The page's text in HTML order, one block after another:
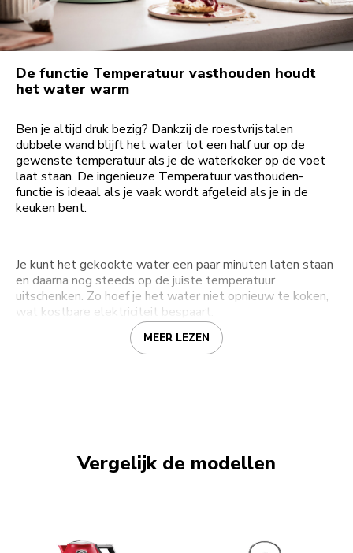
De functie Temperatuur vasthouden houdt
het water warm
Ben je altijd druk bezig? Dankzij de roestvrijstalen
dubbele wand blijft het water tot een half uur op de
gewenste temperatuur als je de waterkoker op de voet
laat staan. De ingenieuze Temperatuur vasthouden-
functie is ideaal als je vaak wordt afgeleid als je in de
keuken bent.
Je kunt het gekookte water een paar minuten laten staan
en daarna nog steeds op de juiste temperatuur
uitschenken. Zo hoef je het water niet opnieuw te koken,
wat kostbare elektriciteit bespaart.
MEER LEZEN
Vergelijk de modellen